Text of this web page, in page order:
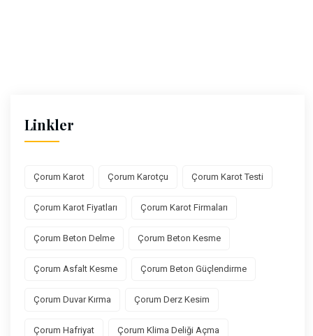
Linkler
Çorum Karot Çorum Karotçu Çorum Karot Testi
Çorum Karot Fiyatları Çorum Karot Firmaları
Çorum Beton Delme Çorum Beton Kesme
Çorum Asfalt Kesme Çorum Beton Güçlendirme
Çorum Duvar Kırma Çorum Derz Kesim
Çorum Hafriyat Çorum Klima Deliği Açma